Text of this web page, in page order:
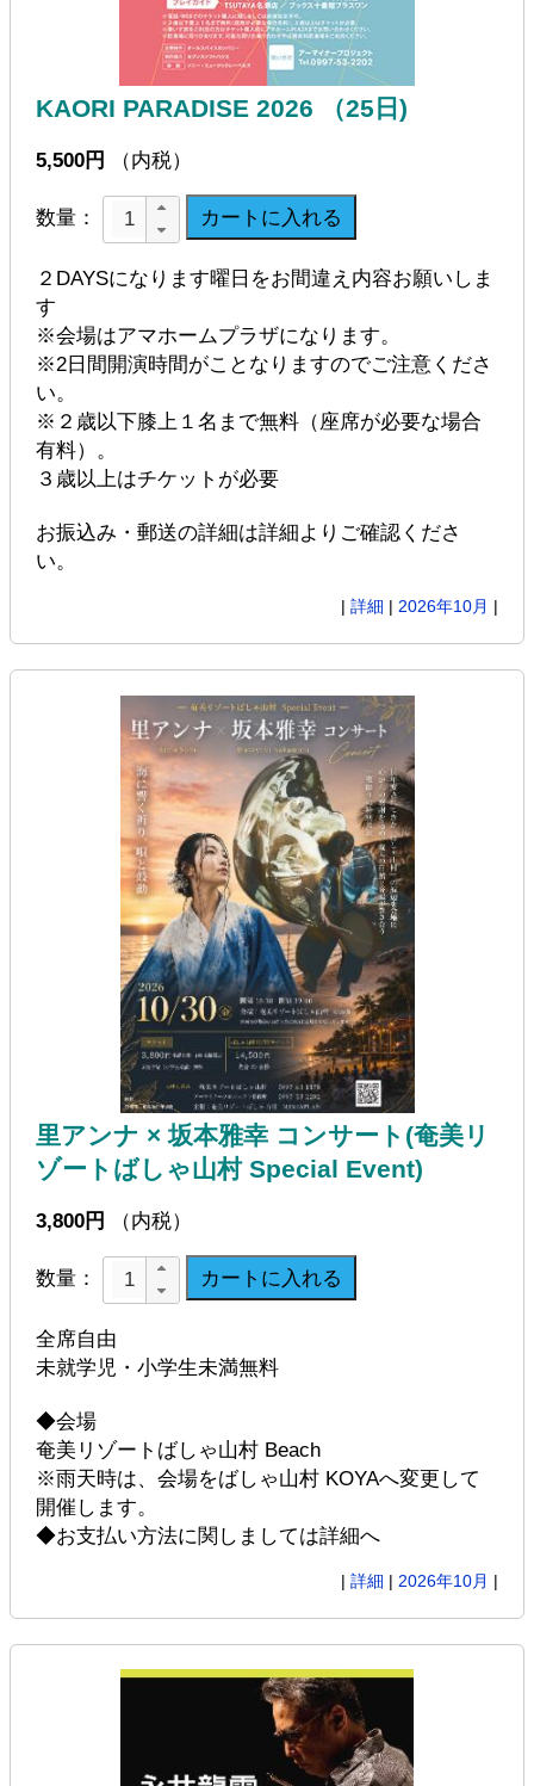
KAORI PARADISE 2026 （25日)
5,500円 （内税）
数量：
２DAYSになります曜日をお間違え内容お願いしま
す
※会場はアマホームプラザになります。
※2日間開演時間がことなりますのでご注意くださ
い。
※２歳以下膝上１名まで無料（座席が必要な場合
有料）。
３歳以上はチケットが必要
お振込み・郵送の詳細は詳細よりご確認くださ
い。
|詳細 |2026年10月 |
里アンナ × 坂本雅幸 コンサート(奄美リ
ゾートばしゃ山村 Special Event)
3,800円 （内税）
数量：
全席自由
未就学児・小学生未満無料
◆会場
奄美リゾートばしゃ山村 Beach
※雨天時は、会場をばしゃ山村 KOYAへ変更して
開催します。
◆お支払い方法に関しましては詳細へ
|詳細 | 2026年10月 |